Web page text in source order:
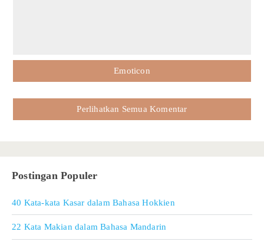
Emoticon
Perlihatkan Semua Komentar
Postingan Populer
40 Kata-kata Kasar dalam Bahasa Hokkien
22 Kata Makian dalam Bahasa Mandarin